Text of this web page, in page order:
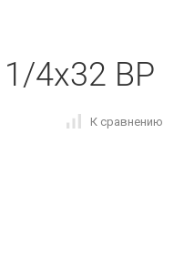
4х32 ВР
К сравнению